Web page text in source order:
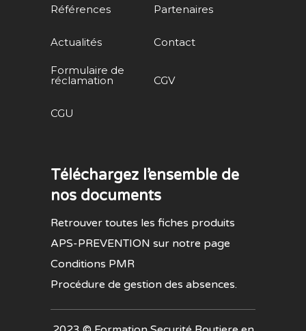
Références Partenaires
Actualités Contact
Formulaire de
réclamation CGV
CGU
Téléchargez l’ensemble de
nos documents
Retrouver toutes les fiches produits
APS-PREVENTION sur notre page
Conditions PMR
Procédure de gestion des absences.